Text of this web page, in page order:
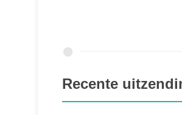
Recente